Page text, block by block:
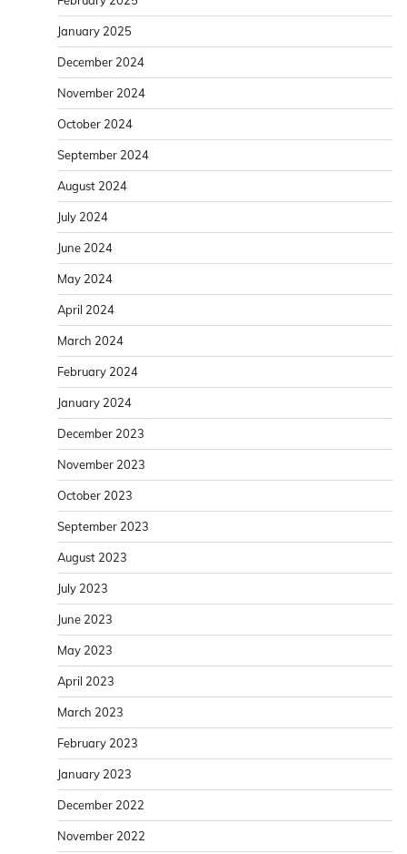
January 2025
December 2024
November 2024
October 2024
September 2024
August 2024
July 2024
June 2024
May 2024
April 2024
March 2024
February 2024
January 2024
December 2023
November 2023
October 2023
September 2023
August 2023
July 2023
June 2023
May 2023
April 2023
March 2023
February 2023
January 2023
December 2022
November 2022